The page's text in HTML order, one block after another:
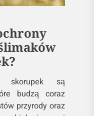
skorupek są
budzą coraz
przyrody oraz